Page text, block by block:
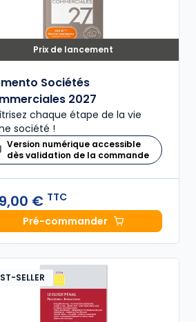
€ TTC
Prix de lancement
Sociétés
2027
chaque étape de la vie
société !
Version numérique accessible
dès validation de la commande
€ TTC
Pré-commanderMémento Sociétés
SELLER